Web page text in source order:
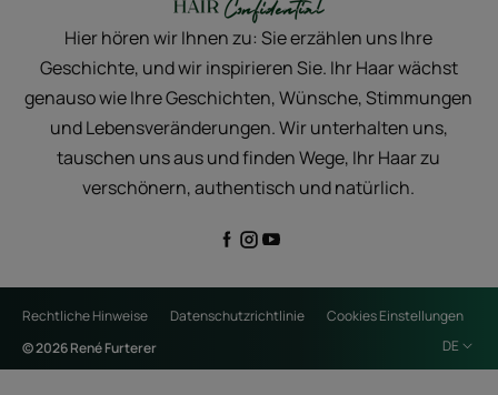
Hier hören wir Ihnen zu: Sie erzählen uns Ihre
Geschichte, und wir inspirieren Sie. Ihr Haar wächst
genauso wie Ihre Geschichten, Wünsche, Stimmungen
und Lebensveränderungen. Wir unterhalten uns,
tauschen uns aus und finden Wege, Ihr Haar zu
verschönern, authentisch und natürlich.
Rechtliche Hinweise Datenschutzrichtlinie
Cookies Einstellungen
© 2026 René Furterer
DE